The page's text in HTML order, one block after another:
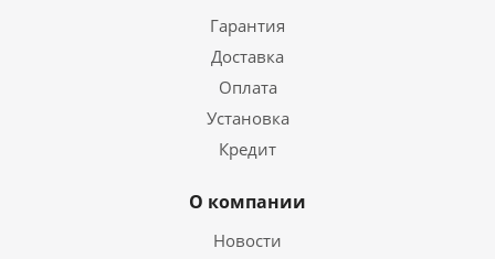
Гарантия
Доставка
Оплата
Установка
Кредит
О компании
Новости